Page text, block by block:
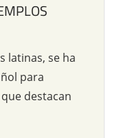
latinas, se ha
para
destacan